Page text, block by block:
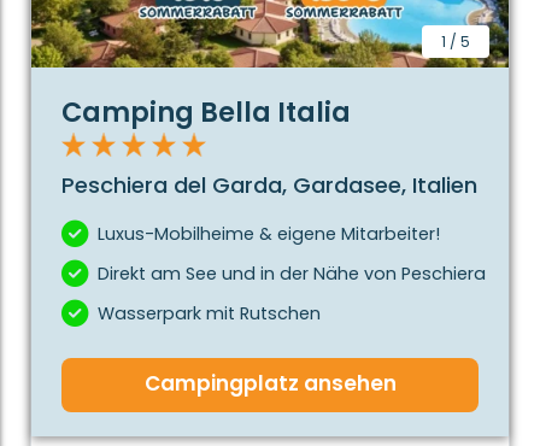
1 / 5
Camping Bella Italia
Peschiera del Garda, Gardasee, Italien
Luxus-Mobilheime & eigene Mitarbeiter!
Direkt am See und in der Nähe von Peschiera
Wasserpark mit Rutschen
Campingplatz ansehen